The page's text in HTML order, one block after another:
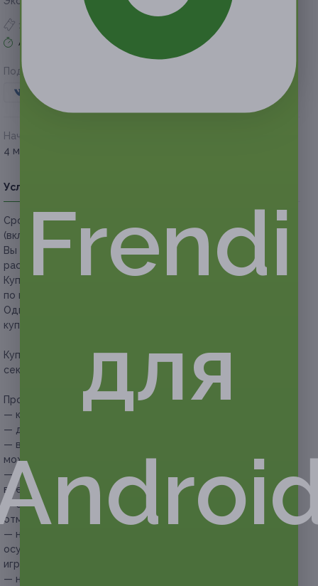
1 купон куплен
Акция завершена
Поделиться с друзьями
Начало действия
4 марта 2021 г.
Условия
Срок действия купонов:
(включительно).
Вы можете предъявить купон в электронном или
распечатанном виде.
Купон действует в любой день в любое время (строго
по предварительной записи).
Один человек может купить неограниченное количество
купонов для себя или в подарок.
Купон действует на участие в квесте «Кошмары
секретного объекта».
Прочие условия:
— количество участников — от 2 до 4 человек;
— длительность квеста составляет 1 час;
— в дни государственных праздников бронирование
может быть ограничено;
— приходить на игру необходимо к назначенному
времени, но не ранее чем за 5–10 минут до ее начала;
— если команда опоздала на 20 минут и более, то игра
отменяется и переносится на другое время;
— необходимо бронирование. Отмена бронирования
осуществляется не позднее чем за 1 сутки до начала
игры;
— на игру не допускаются игроки в состоянии
Frendi
для